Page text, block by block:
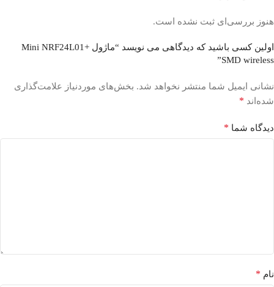
هنوز بررسی‌ای ثبت نشده است.
اولین کسی باشید که دیدگاهی می نویسد “ماژول Mini NRF24L01+
SMD wireless”
نشانی ایمیل شما منتشر نخواهد شد. بخش‌های موردنیاز علامت‌گذاری
شده‌اند *
دیدگاه شما *
نام *